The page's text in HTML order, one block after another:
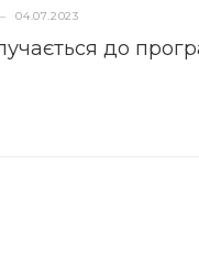
04.07.2023
до